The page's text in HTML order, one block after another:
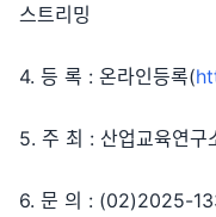
스트리밍
4. 등 록 : 온라인등록(
5. 주 최 : 산업교육연구
6. 문 의 : (02)2025-